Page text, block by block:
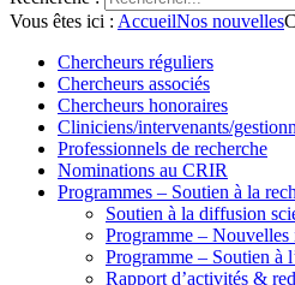
Vous êtes ici : AccueilNos nouvelles
Chercheurs réguliers
Chercheurs associés
Chercheurs honoraires
Cliniciens/intervenants/
Professionnels de recherche
Nominations au CRIR
Programmes – Soutien à la
Soutien à la diffusion
Programme – Nouvelles
Programme – Soutien à
Rapport d’activités &